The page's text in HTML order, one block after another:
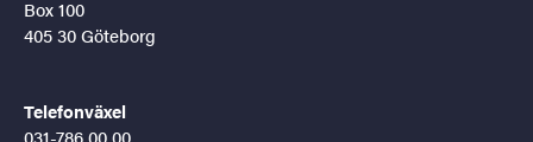
Box 100
405 30 Göteborg
Telefonväxel
031-786 00 00